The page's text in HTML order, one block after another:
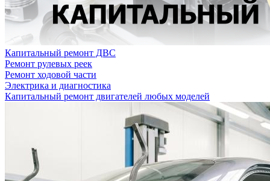
Капитальный ремонт ДВС
Ремонт рулевых реек
Ремонт ходовой части
Электрика и диагностика
Капитальный ремонт двигателей любых моделей